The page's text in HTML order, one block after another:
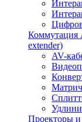
Коммутация
extender)
AV-
Проекторы